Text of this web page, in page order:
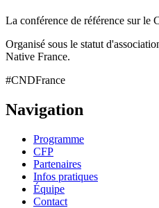
La conférence de référence sur le
Organisé sous le statut
Native France.
#CNDFrance
Navigation
Programme
CFP
Partenaires
Infos pratiques
Équipe
Contact